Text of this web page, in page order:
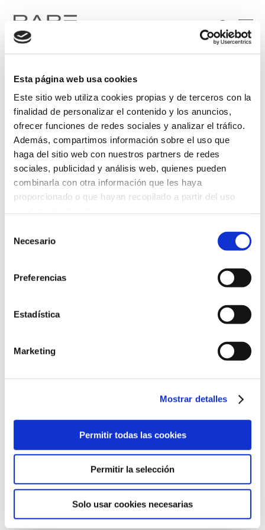
Esta página web usa cookies
Este sitio web utiliza cookies propias y de terceros con la
finalidad de personalizar el contenido y los anuncios,
ofrecer funciones de redes sociales y analizar el tráfico.
Además, compartimos información sobre el uso que
haga del sitio web con nuestros partners de redes
sociales, publicidad y análisis web, quienes pueden
combinarla con otra información que les haya
proporcionado o que hayan recopilado a partir del uso
Más información
Necesario
Preferencias
Estadística
Marketing
Mostrar detalles
Permitir todas las cookies
Permitir la selección
Solo usar cookies necesarias
Soy particular Soy profesional
He leído y acepto el tratamiento de mis datos personales, de conformidad con lo
dispuesto en laPolítica de Privacidad.
Ronda de Guglielmo Marconi, 13
46980 Paterna, Valencia
AVISO LEGAL
POLÍTICA DE CALIDAD
POLÍTICA DE PRIVACIDAD
POLÍTICA DE COOKIES